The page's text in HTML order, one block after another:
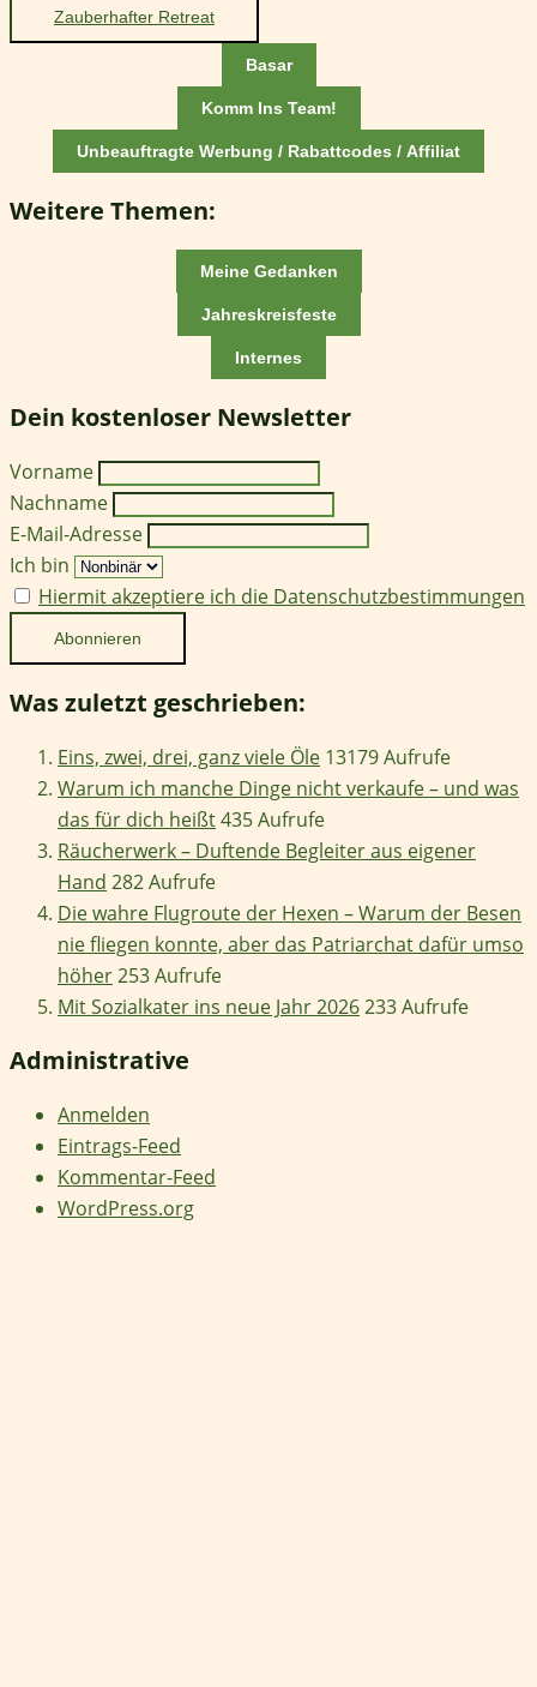
Zauberhafter Retreat
Basar
Komm Ins Team!
Unbeauftragte Werbung / Rabattcodes / Affiliat
Weitere Themen:
Meine Gedanken
Jahreskreisfeste
Internes
Dein kostenloser Newsletter
Vorname
Nachname
E-Mail-Adresse
Ich bin
Hiermit akzeptiere ich die Datenschutzbestimmungen
Was zuletzt geschrieben:
Eins, zwei, drei, ganz viele Öle 13179 Aufrufe
Warum ich manche Dinge nicht verkaufe – und was
das für dich heißt435 Aufrufe
Räucherwerk – Duftende Begleiter aus eigener
Hand 282 Aufrufe
Die wahre Flugroute der Hexen – Warum der Besen
nie fliegen konnte, aber das Patriarchat dafür umso
höher253 Aufrufe
Mit Sozialkater ins neue Jahr 2026233 Aufrufe
Administrative
Anmelden
Eintrags-Feed
Kommentar-Feed
WordPress.org